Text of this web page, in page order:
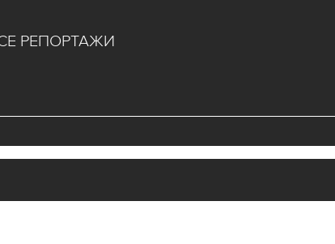
РЕПОРТАЖИ